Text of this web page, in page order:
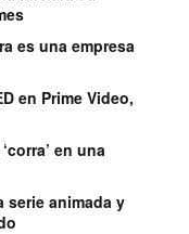
es una empresa
en Prime Video,
en una
serie animada y